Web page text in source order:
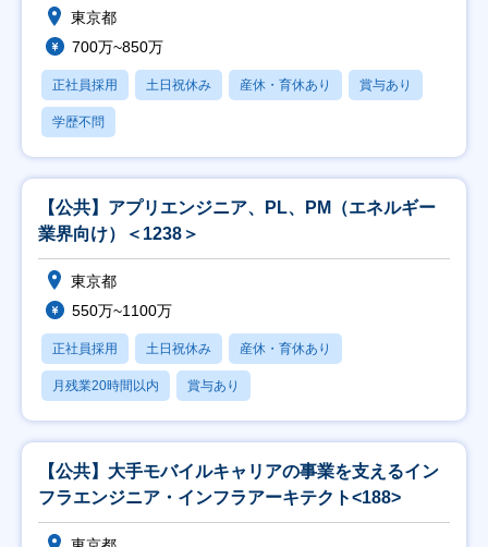
東京都
700万~850万
正社員採用 土日祝休み 産休・育休あり 賞与あり
学歴不問
【公共】アプリエンジニア、PL、PM（エネルギー
業界向け）＜1238＞
東京都
550万~1100万
正社員採用 土日祝休み 産休・育休あり
月残業20時間以内 賞与あり
【公共】大手モバイルキャリアの事業を支えるイン
フラエンジニア・インフラアーキテクト<188>